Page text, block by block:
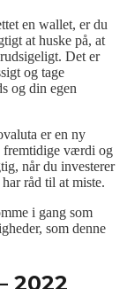
en wallet, er du
at huske på, at
Det er
og tage
og din egen
er en ny
fremtidige værdi og
når du investerer
råd til at miste.
i gang som
som denne
2022